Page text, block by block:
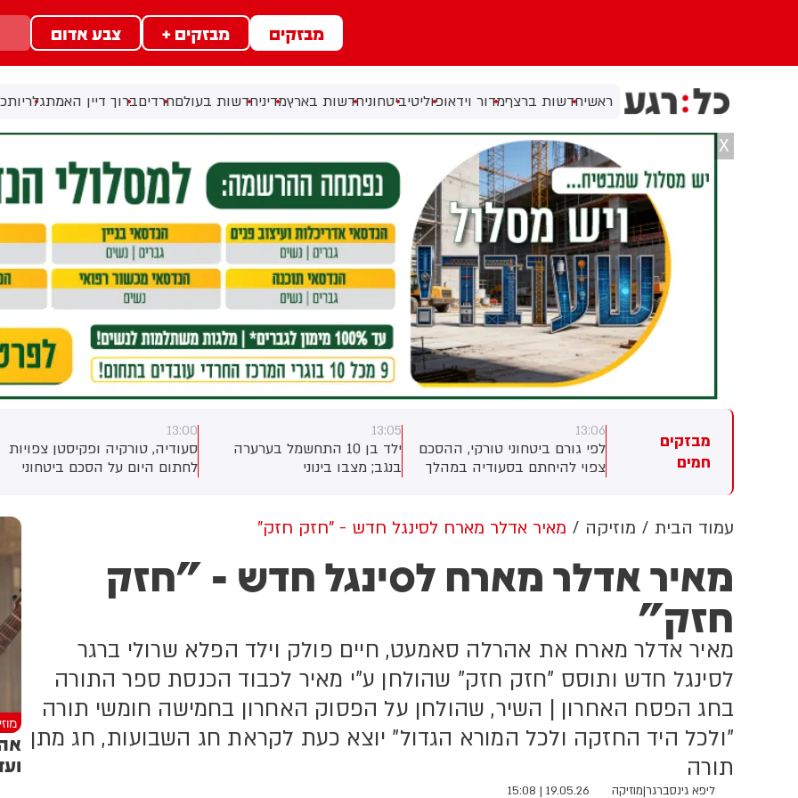
מבזקים מבזקים + צבע אדום
ראשיחדשות ברצףמדור וידאופוליטיביטחוניחדשות בארץמדיניחדשות בעולםחרדיםברוך דיין האמתגלריות
X
מבזקים
חמים
גורם ביטחוני טורקי, ההסכם
להיחתם בסעודיה במהלך
בין יורש העצר מוחמד בן
וראש ממשלת פקיסטן,
13:05
ילד בן 10 התחשמל בערערה
בנגב; מצבו בינוני
13:00
סעודיה, טורקיה ופקיסטן צפויות
לחתום היום על הסכם ביטחוני
ובפקיסטן. לפי גורם ביטחוני
טורקי, ההסכם צפוי להיחתם
בסעודיה במהלך פגישה בין יורש
העצר מוחמד בן סלמאן, נשיא
טורקיה, רג'פ טאיפ ארדואן וראש
12:56
אביבית מיסניקוב: בפעם השישית
מתחילת השנה: נקבע מותו של
עמוד הבית מוזיקה מאיר אדלר מארח לסינגל חדש - "חזק חזק"
מאיר אדלר מארח לסינגל חדש - "חזק
חזק"
מאיר אדלר מארח את אהרלה סאמעט, חיים פולק וילד הפלא שרולי ברגר
לסינגל חדש ותוסס "חזק חזק" שהולחן ע"י מאיר לכבוד הכנסת ספר התורה
בחג הפסח האחרון | השיר, שהולחן על הפסוק האחרון בחמישה חומשי תורה
"ולכל היד החזקה ולכל המורא הגדול" יוצא כעת לקראת חג השבועות, חג מתן
תורה
ליפא גינסברגר|מוזיקה 19.05.26 | 15:08